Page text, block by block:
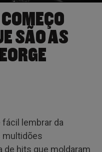
SÃO AS
fácil lembrar da
multidões
de hits que moldaram